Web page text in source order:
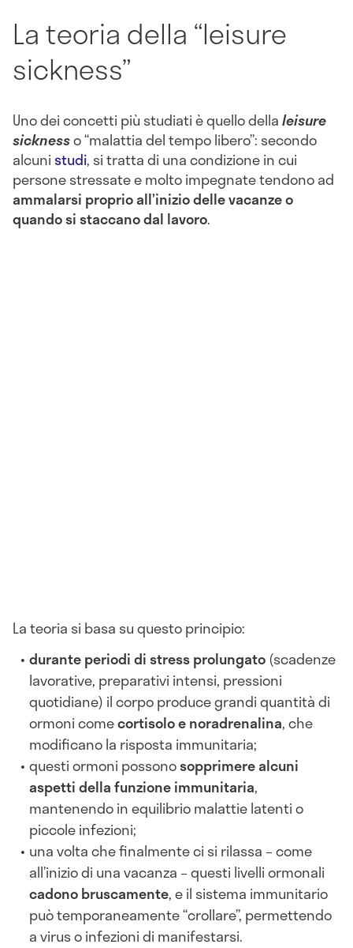
La teoria della “leisure
sickness”
Uno dei concetti più studiati è quello dellaleisure
sicknesso “malattia del tempo libero”: secondo
alcuni studi, si tratta di una condizione in cui
persone stressate e molto impegnate tendono ad
ammalarsi proprio all’inizio delle vacanze o
quando si staccano dal lavoro.
La teoria si basa su questo principio:
durante periodi di stress prolungato(scadenze
lavorative, preparativi intensi, pressioni
quotidiane) il corpo produce grandi quantità di
ormoni comecortisolo e noradrenalina, che
modificano la risposta immunitaria;
questi ormoni possonosopprimere alcuni
aspetti della funzione immunitaria,
mantenendo in equilibrio malattie latenti o
piccole infezioni;
una volta che finalmente ci si rilassa – come
all’inizio di una vacanza – questi livelli ormonali
cadono bruscamente, e il sistema immunitario
può temporaneamente “crollare”, permettendo
a virus o infezioni di manifestarsi.